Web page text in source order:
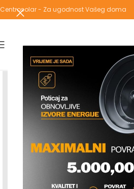
Centrosolar - Za ugodnost Vašeg doma